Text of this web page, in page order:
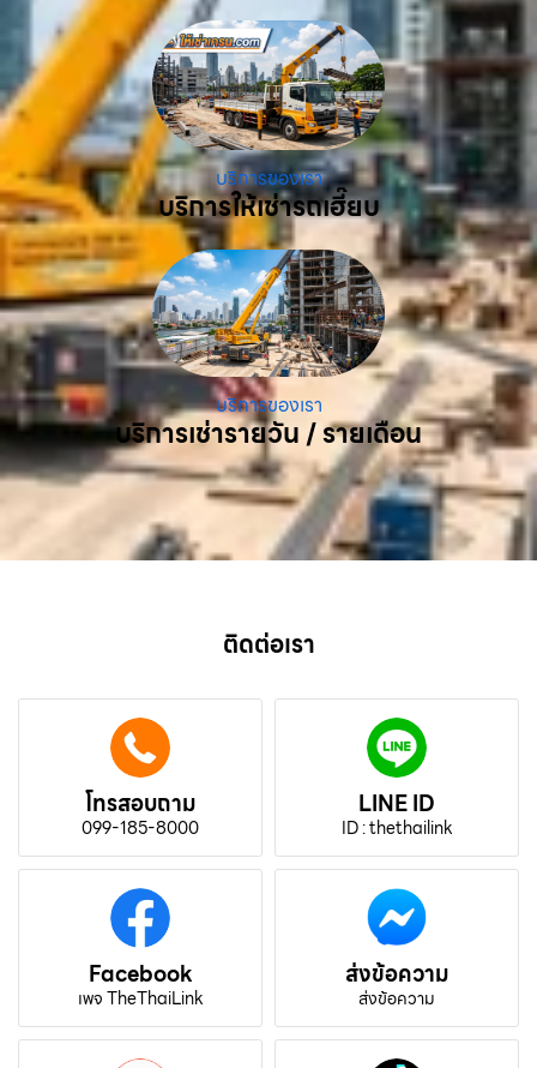
บริการของเรา
บริการให้เช่ารถเฮี๊ยบ
บริการของเรา
บริการเช่ารายวัน / รายเดือน
ติดต่อเรา
โทรสอบถาม
099-185-8000
LINE ID
ID : thethailink
Facebook
เพจ TheThaiLink
ส่งข้อความ
ส่งข้อความ